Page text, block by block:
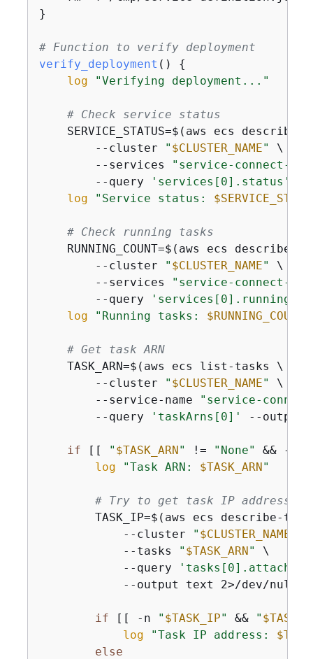
}
# Function to verify deployment
verify_deployment () {
log
"Verifying deployment..."
# Check service status
SERVICE_STATUS=$(aws ecs describe-
        --cluster
" $CLUSTER_NAME"
\
        --services
"service-connect-
        --query
'services[0].status'
log
"Service status:
# Check running tasks
RUNNING_COUNT=$(aws ecs describe-
        --cluster
" $CLUSTER_NAME"
\
        --services
"service-connect-
        --query
log
"Running tasks: $RUNNING_COUNT
# Get task ARN
    TASK_ARN=$(aws ecs list-tasks \
        --cluster
" $CLUSTER_NAME"
\
        --service-name
"service-
        --query
'taskArns[0]' --output
if [[ " $TASK_ARN" != "None" && -n
log
"Task ARN: $TASK_ARN"
# Try to get task IP address
TASK_IP=$(aws ecs describe-
            --cluster
" $CLUSTER_NAME
            --tasks
" $TASK_ARN"
\
            --query
--output text 2>/dev/null
if [[ -n " $TASK_IP" && "
log
"Task IP address:
else